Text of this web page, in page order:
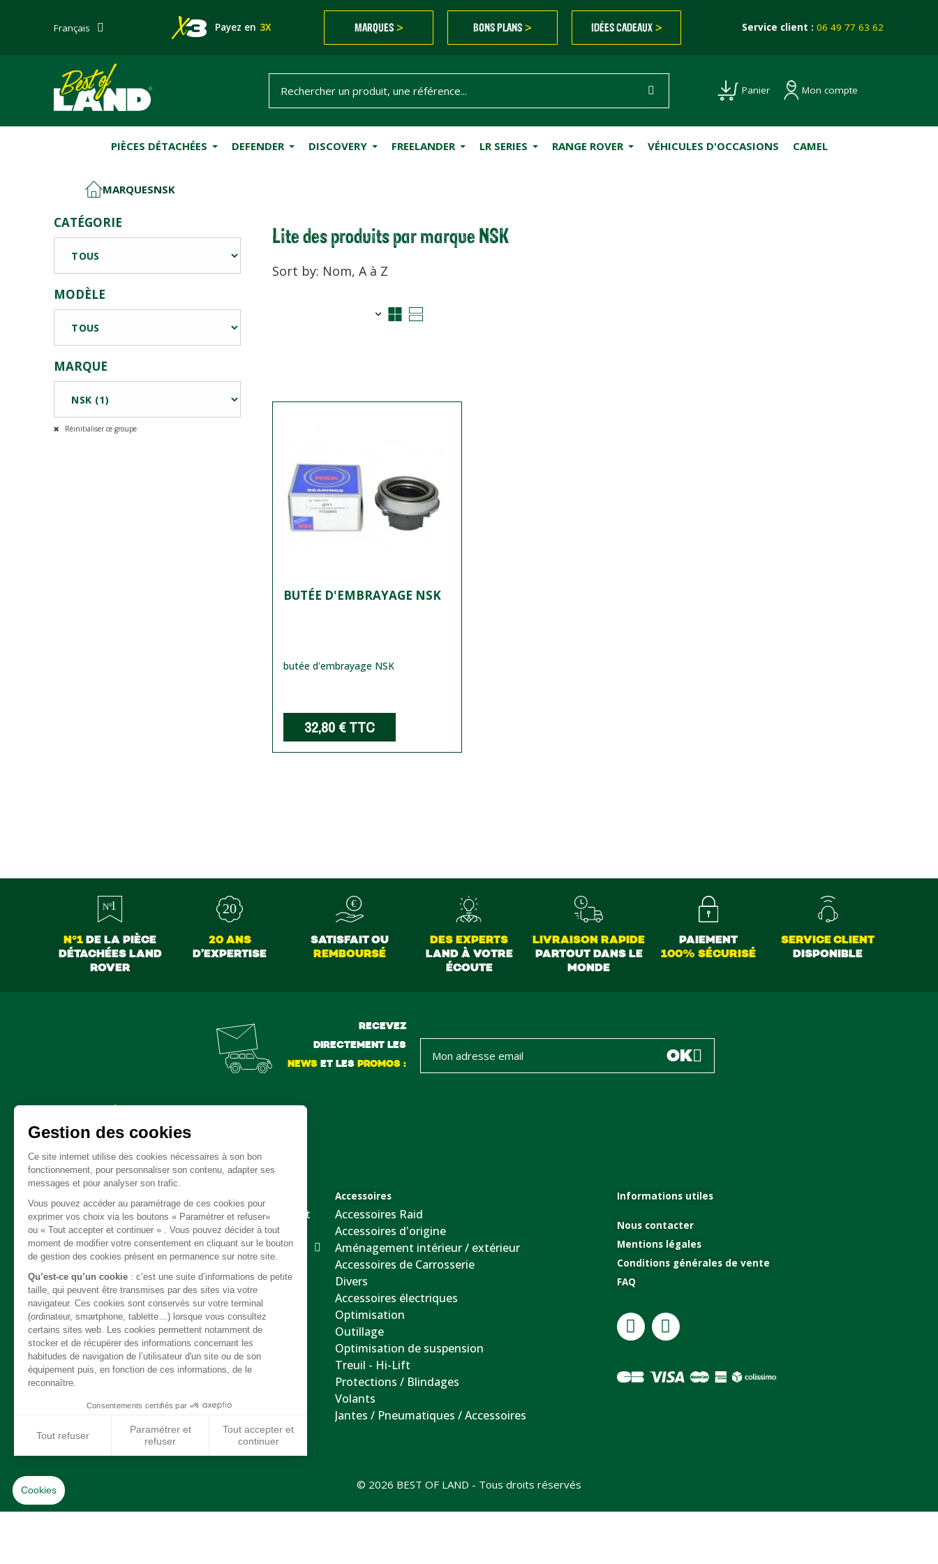
Français Payez en 3X MARQUES > BONS PLANS > IDÉES CADEAUX > Service client :06 49 77 63 62
Panier Mon compte
PIÈCES DÉTACHÉES DEFENDER DISCOVERY FREELANDER LR SERIES RANGE ROVER VÉHICULES D'OCCASIONS CAMEL
MARQUESNSK
CATÉGORIE
MODÈLE
MARQUE
Réinitialiser ce groupe
Lite des produits par marque NSK
Sort by: Nom, A à Z
BUTÉE D'EMBRAYAGE NSK
butée d'embrayage NSK
32,80 €TTC
N°1DE LA PIÈCE
DÉTACHÉES LAND
ROVER
20 ANS
D’EXPERTISE
SATISFAIT OU
REMBOURSÉ
DES EXPERTS
LAND À VOTRE
ÉCOUTE
LIVRAISON RAPIDE
PARTOUT DANS LE
MONDE
PAIEMENT
100% SÉCURISÉ
SERVICE CLIENT
DISPONIBLE
RECEVEZ
DIRECTEMENT LES
NEWSET LES PROMOS : OK
Embrayage - Boite de vitesse / boite de transfert
Câble
Carrosserie / Chassis
Direction
Echappement
Electricité
Freinage
Intérieur
Moteur
Refroidissement / chauffage / clim
Suspension
Système de carburant
Jantes / Pneumatiques
Accessoires
Accessoires Raid
Accessoires d'origine
Aménagement intérieur / extérieur
Accessoires de Carrosserie
Divers
Accessoires électriques
Optimisation
Outillage
Optimisation de suspension
Treuil - Hi-Lift
Protections / Blindages
Volants
Jantes / Pneumatiques / Accessoires
Informations utiles
Nous contacter
Mentions légales
Conditions générales de vente
FAQ
© 2026 BEST OF LAND - Tous droits réservés